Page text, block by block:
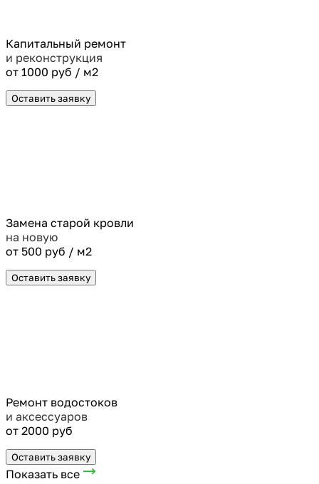
Капитальный ремонт
и реконструкция
от 1000 руб / м2
Оставить заявку
Замена старой кровли
на новую
от 500 руб / м2
Оставить заявку
Ремонт водостоков
и аксессуаров
от 2000 руб
Оставить заявку
Показать все